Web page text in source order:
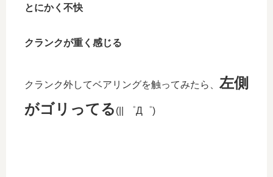
とにかく不快
クランクが重く感じる
クランク外してベアリングを触ってみたら、 左側
がゴリってる (|| ゜Д゜)